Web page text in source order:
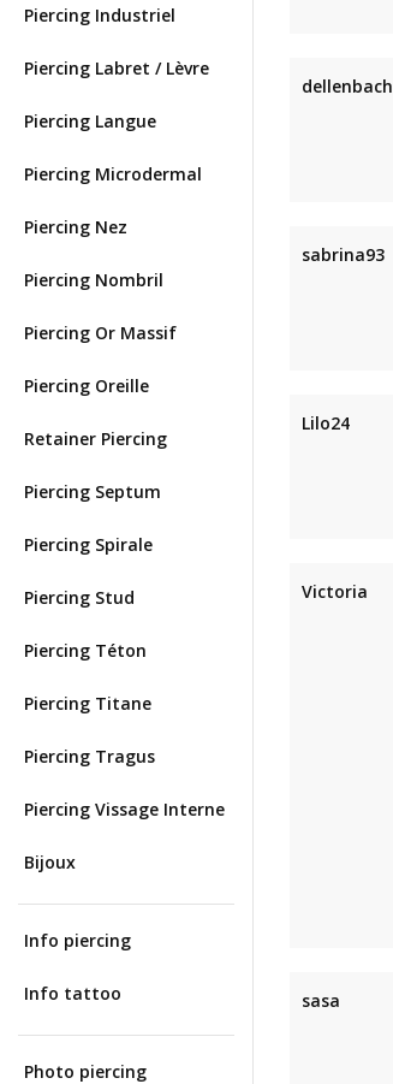
Piercing Industriel
Piercing Labret / Lèvre
Piercing Langue
Piercing Microdermal
Piercing Nez
Piercing Nombril
Piercing Or Massif
Piercing Oreille
Retainer Piercing
Piercing Septum
Piercing Spirale
Piercing Stud
Piercing Téton
Piercing Titane
Piercing Tragus
Piercing Vissage Interne
Bijoux
Info piercing
Info tattoo
Photo piercing
dellenbach
sabrina93
Lilo24
Victoria
sasa